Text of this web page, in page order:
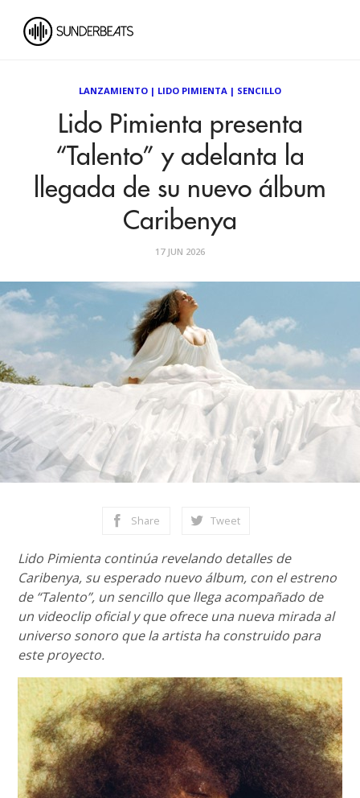
LANZAMIENTO | LIDO PIMIENTA | SENCILLO
Lido Pimienta presenta
“Talento” y adelanta la
llegada de su nuevo álbum
Caribenya
17 JUN 2026
Share Tweet
Lido Pimienta continúa revelando detalles de
Caribenya, su esperado nuevo álbum, con el estreno
de “Talento”, un sencillo que llega acompañado de
un videoclip oficial y que ofrece una nueva mirada al
universo sonoro que la artista ha construido para
este proyecto.